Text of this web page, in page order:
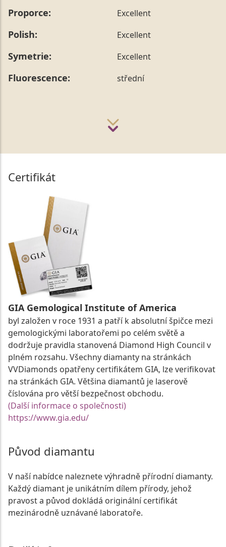
Proporce: Excellent
Polish: Excellent
Symetrie: Excellent
Fluorescence: střední
Certifikát
GIA Gemological Institute of America
byl založen v roce 1931 a patří k absolutní špičce mezi
gemologickými laboratořemi po celém světě a
dodržuje pravidla stanovená Diamond High Council v
plném rozsahu. Všechny diamanty na stránkách
VVDiamonds opatřeny certifikátem GIA, lze verifikovat
na stránkách GIA. Většina diamantů je laserově
číslována pro větší bezpečnost obchodu.
(Další informace o společnosti)
https://www.gia.edu/
Původ diamantu
V naší nabídce naleznete výhradně přírodní diamanty.
Každý diamant je unikátním dílem přírody, jehož
pravost a původ dokládá originální certifikát
mezinárodně uznávané laboratoře.